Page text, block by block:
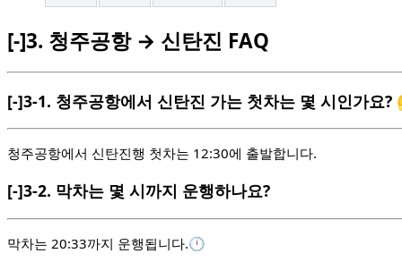
[-]3. 청주공항 → 신탄진 FAQ
[-]3-1. 청주공항에서 신탄진 가는 첫차는 몇 시인가요?
청주공항에서 신탄진행 첫차는 12:30에 출발합니다.
[-]3-2. 막차는 몇 시까지 운행하나요?
막차는 20:33까지 운행됩니다.🕛